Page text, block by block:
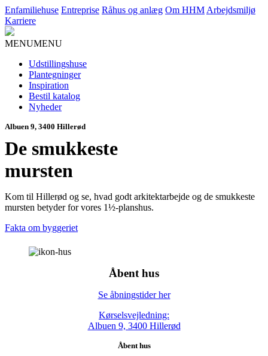
Enfamiliehuse Entreprise Råhus og anlæg Om HHM Arbejdsmiljø
Karriere
MENUMENU
Udstillingshuse
Plantegninger
Inspiration
Bestil katalog
Nyheder
Albuen 9, 3400 Hillerød
De smukkeste
mursten
Kom til Hillerød og se, hvad godt arkitektarbejde og de smukkeste
mursten betyder for vores 1½-planshus.
Fakta om byggeriet
Åbent hus
Se åbningstider her
Kørselsvejledning:
Albuen 9, 3400 Hillerød
Åbent hus